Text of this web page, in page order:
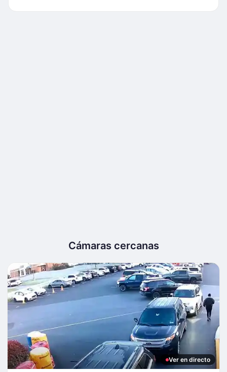
Cámaras cercanas
Ver en directo